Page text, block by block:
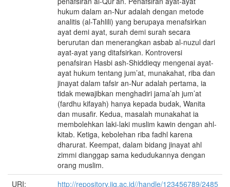
hukum dalam an-Nur adalah dengan metode
analitis (al-Tahlili) yang berupaya menafsirkan
ayat demi ayat, surah demi surah secara
berurutan dan menerangkan asbab al-nuzul dari
ayat-ayat yang ditafsirkan. Kontroversi
penafsiran Hasbi ash-Shiddieqy mengenai ayat-
ayat hukum tentang jum’at, munakahat, riba dan
jinayat dalam tafsir an-Nur adalah pertama, ia
tidak mewajibkan menghadiri jama’ah jum’at
(fardhu kifayah) hanya kepada budak, Wanita
dan musafir. Kedua, masalah munakahat ia
membolehkan laki-laki muslim kawin dengan ahl-
kitab. Ketiga, kebolehan riba fadhl karena
dharurat. Keempat, dalam bidang jinayat ahl
zimmi dianggap sama kedudukannya dengan
orang muslim.
URI:
http://repository.iiq.ac.id//handle/123456789/2485